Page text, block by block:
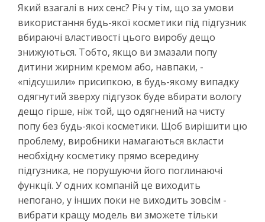
Який взагалі в них сенс? Річ у тім, що за умови
використання будь-якої косметики під підгузник
вбираючі властивості цього виробу дещо
знижуються. Тобто, якщо ви змазали попу
дитини жирним кремом або, навпаки, -
«підсушили» присипкою, в будь-якому випадку
одягнутий зверху підгузок буде вбирати вологу
дещо гірше, ніж той, що одягнений на чисту
попу без будь-якої косметики. Щоб вирішити цю
проблему, виробники намагаються вкласти
необхідну косметику прямо всередину
підгузника, не порушуючи його поглинаючі
функції. У одних компаній це виходить
непогано, у інших поки не виходить зовсім -
вибрати кращу модель ви зможете тільки